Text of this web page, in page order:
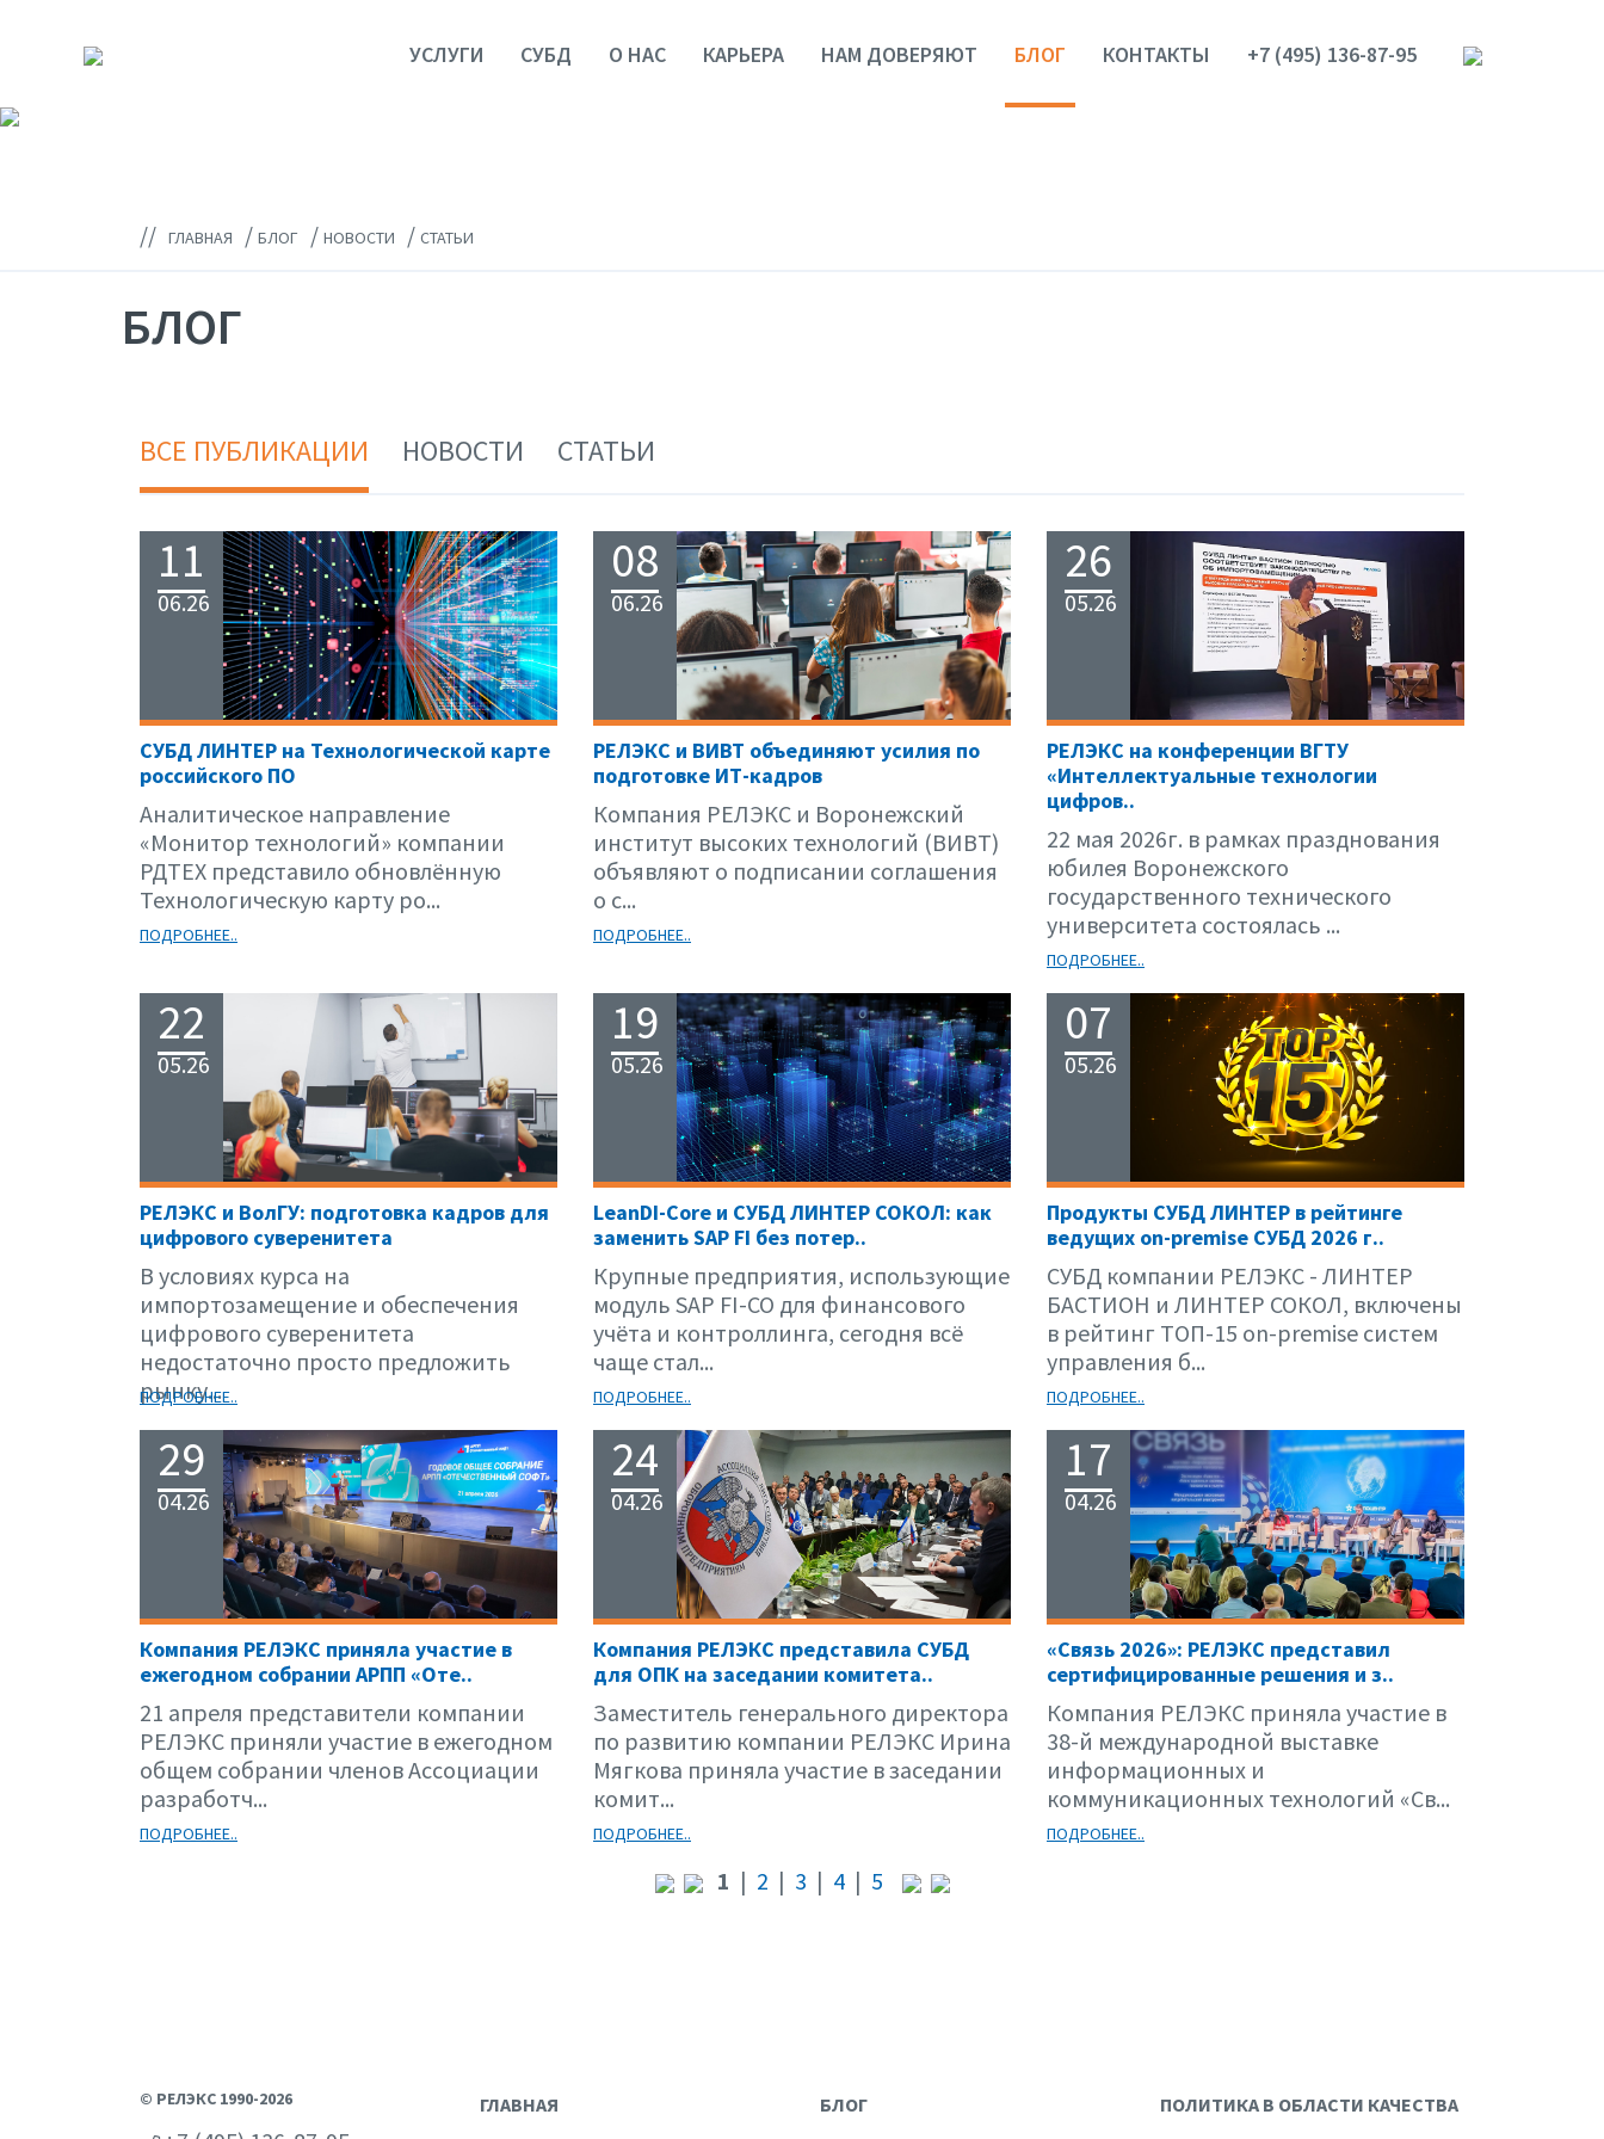
УСЛУГИ СУБД О НАС КАРЬЕРА НАМ ДОВЕРЯЮТ БЛОГ КОНТАКТЫ +7 (495) 136-87-95
// ГЛАВНАЯ / БЛОГ / НОВОСТИ / СТАТЬИ
БЛОГ
ВСЕ ПУБЛИКАЦИИ НОВОСТИ СТАТЬИ
11
06.26
СУБД ЛИНТЕР на Технологической карте
российского ПО
Аналитическое направление
«Монитор технологий» компании
РДТЕХ представило обновлённую
Технологическую карту ро...
ПОДРОБНЕЕ..
08
06.26
РЕЛЭКС и ВИВТ объединяют усилия по
подготовке ИТ-кадров
Компания РЕЛЭКС и Воронежский
институт высоких технологий (ВИВТ)
объявляют о подписании соглашения
о с...
ПОДРОБНЕЕ..
26
05.26
РЕЛЭКС на конференции ВГТУ
«Интеллектуальные технологии
цифров..
22 мая 2026г. в рамках празднования
юбилея Воронежского
государственного технического
университета состоялась ...
ПОДРОБНЕЕ..
22
05.26
РЕЛЭКС и ВолГУ: подготовка кадров для
цифрового суверенитета
В условиях курса на
импортозамещение и обеспечения
цифрового суверенитета
недостаточно просто предложить
рынку...
ПОДРОБНЕЕ..
19
05.26
LeanDI-Core и СУБД ЛИНТЕР СОКОЛ: как
заменить SAP FI без потер..
Крупные предприятия, использующие
модуль SAP FI-CO для финансового
учёта и контроллинга, сегодня всё
чаще стал...
ПОДРОБНЕЕ..
07
05.26
Продукты СУБД ЛИНТЕР в рейтинге
ведущих on-premise СУБД 2026 г..
СУБД компании РЕЛЭКС - ЛИНТЕР
БАСТИОН и ЛИНТЕР СОКОЛ, включены
в рейтинг ТОП-15 on-premise систем
управления б...
ПОДРОБНЕЕ..
29
04.26
Компания РЕЛЭКС приняла участие в
ежегодном собрании АРПП «Оте..
21 апреля представители компании
РЕЛЭКС приняли участие в ежегодном
общем собрании членов Ассоциации
разработч...
ПОДРОБНЕЕ..
24
04.26
Компания РЕЛЭКС представила СУБД
для ОПК на заседании комитета..
Заместитель генерального директора
по развитию компании РЕЛЭКС Ирина
Мягкова приняла участие в заседании
комит...
ПОДРОБНЕЕ..
17
04.26
«Связь 2026»: РЕЛЭКС представил
сертифицированные решения и з..
Компания РЕЛЭКС приняла участие в
38-й международной выставке
информационных и
коммуникационных технологий «Св...
ПОДРОБНЕЕ..
1 | 2 | 3 | 4| 5
© РЕЛЭКС 1990-2026
ГЛАВНАЯ
БЛОГ
ПОЛИТИКА В ОБЛАСТИ КАЧЕСТВА